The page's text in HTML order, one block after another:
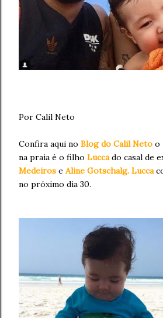
Por Calil Neto
Confira aqui no Blog do Calil Neto o
na praia é o filho Luccado casal de
Medeiros e Aline Gotschalg. Lucca
no próximo dia 30.